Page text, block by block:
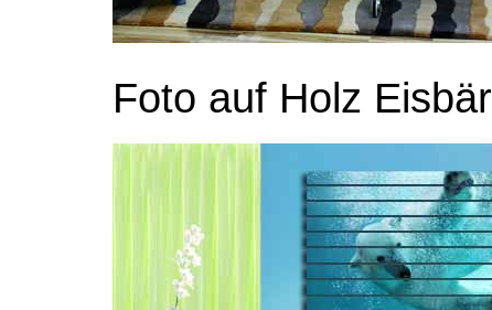
Foto auf Holz Eisbär